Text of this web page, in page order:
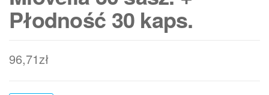
Płodność 30 kaps.
96,71zł